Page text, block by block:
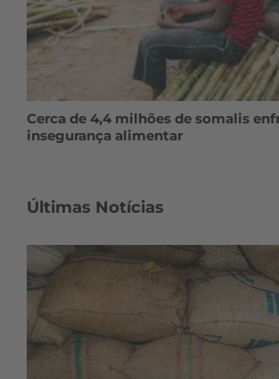
Cerca de 4,4 milhões de somalis
insegurança alimentar
Últimas Notícias